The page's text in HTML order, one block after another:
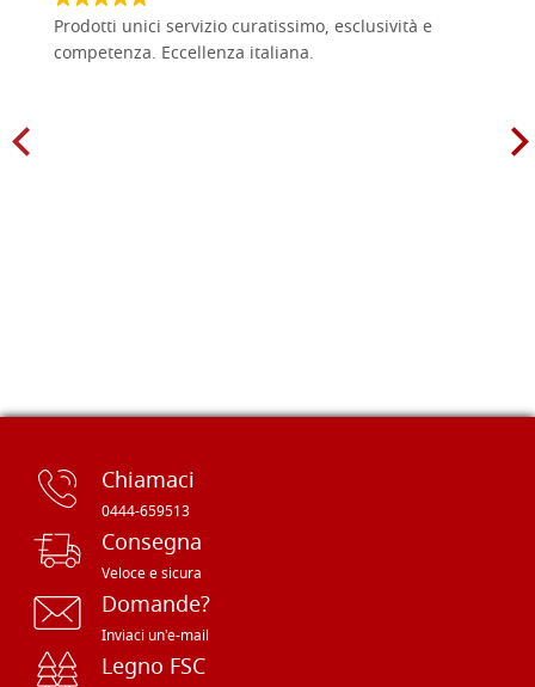
Prodotti unici servizio curatissimo, esclusività e
competenza. Eccellenza italiana.
Chiamaci
0444-659513
Consegna
Veloce e sicura
Domande?
Inviaci un'e-mail
Legno FSC